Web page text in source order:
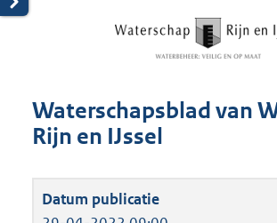
Waterschapsblad van
Rijn en IJssel